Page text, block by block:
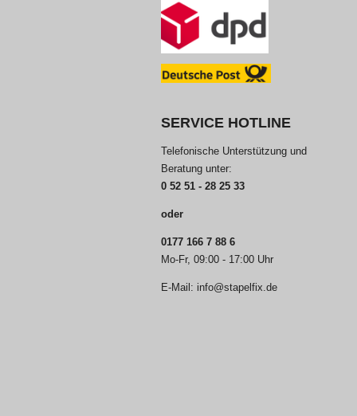
SERVICE HOTLINE
Telefonische Unterstützung und
Beratung unter:
0 52 51 - 28 25 33
oder
0177 166 7 88 6
Mo-Fr, 09:00 - 17:00 Uhr
E-Mail: info@stapelfix.de